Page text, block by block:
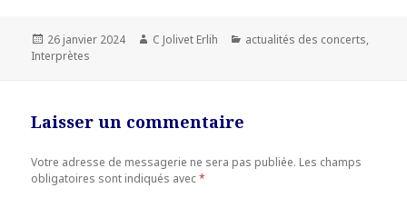
Publié
le
26 janvier 2024 Auteur
C Jolivet Erlih Catégories
actualités des concerts,
Interprètes
Laisser un commentaire
Votre adresse de messagerie ne sera pas publiée. Les champs
obligatoires sont indiqués avec*